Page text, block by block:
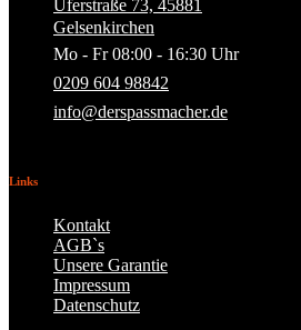
Uferstraße 73, 45881
Gelsenkirchen
Mo - Fr 08:00 - 16:30 Uhr
0209 604 98842
info@derspassmacher.de
Links
Kontakt
AGB`s
Unsere Garantie
Impressum
Datenschutz